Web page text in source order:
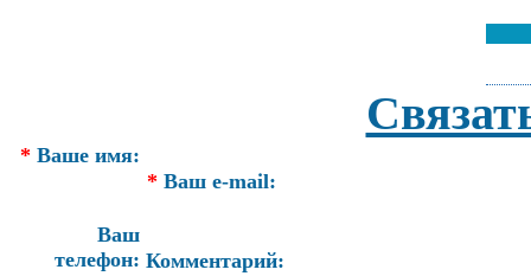
* Ваше имя:
* Ваш e-mail:
Ваш
телефон: Комментарий: